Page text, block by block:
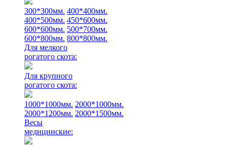
300*300мм. 400*400мм.
400*500мм. 450*600мм.
600*600мм. 500*700мм.
600*800мм. 800*800мм.
Для мелкого
рогатого скота:
Для крупного
рогатого скота:
1000*1000мм. 2000*1000мм.
2000*1200мм. 2000*1500мм.
Весы
медицинские: